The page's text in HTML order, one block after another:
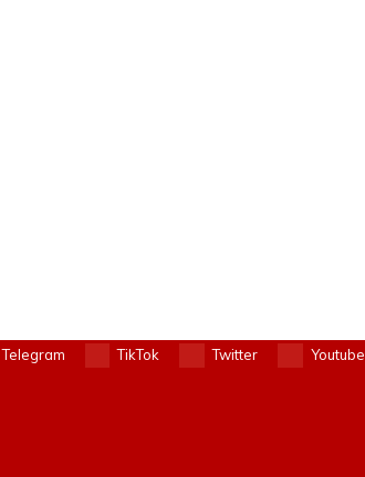
Telegram TikTok Twitter Youtube